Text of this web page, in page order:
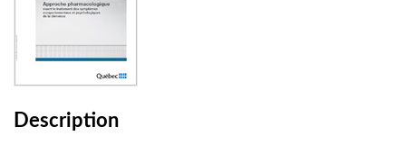
Description